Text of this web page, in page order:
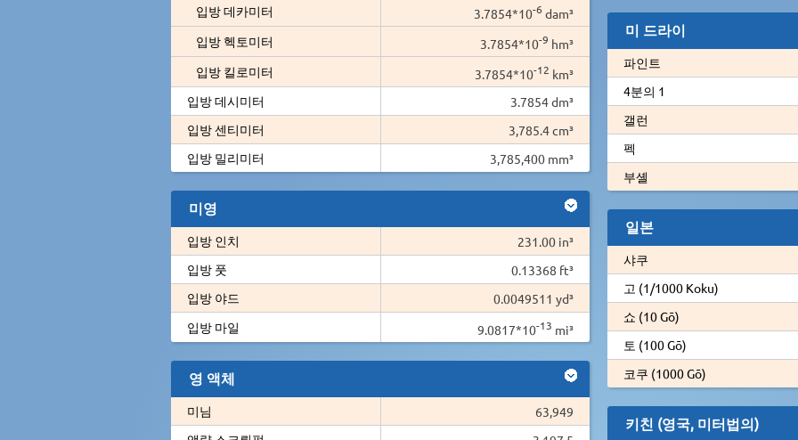
입방 데카미터
3.7854*10-6 dam³
입방 헥토미터
3.7854*10-9 hm³
입방 킬로미터
3.7854*10-12 km³
입방 데시미터
3.7854 dm³
입방 센티미터
3,785.4 cm³
입방 밀리미터
3,785,400 mm³
미영
입방 인치
231.00 in³
입방 풋
0.13368 ft³
입방 야드
0.0049511 yd³
입방 마일
9.0817*10-13 mi³
영 액체
미님
63,949
미 드라이
파인트
4분의 1
갤런
펙
부셸
일본
샤쿠
고 (1/1000 Koku)
쇼 (10 Gō)
토 (100 Gō)
코쿠 (1000 Gō)
키친 (영국, 미터법의)